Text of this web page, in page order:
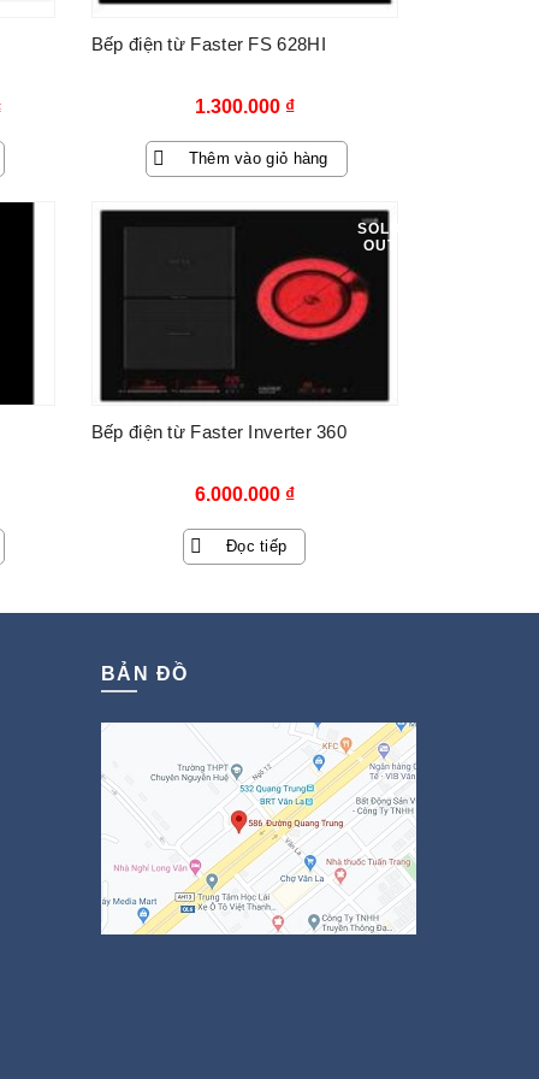
Bếp điện từ Faster FS 628HI
1.300.000 ₫
Thêm vào giỏ hàng
SOLD
OUT
Bếp điện từ Faster Inverter 360
6.000.000 ₫
Đọc tiếp
BẢN ĐỒ